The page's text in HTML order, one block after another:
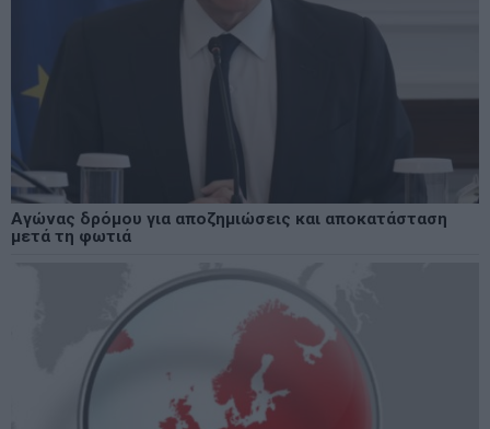
Αγώνας δρόμου για αποζημιώσεις και αποκατάσταση
μετά τη φωτιά